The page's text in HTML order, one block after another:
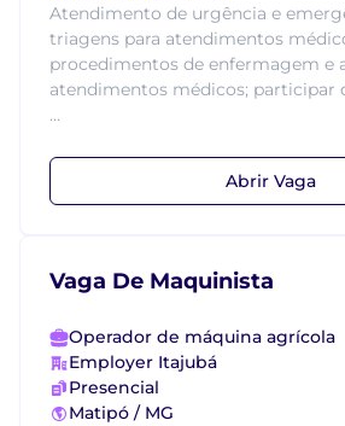
Atendimento de urgência e
triagens para atendimentos
procedimentos de enfermagem e
atendimentos médicos; participar
...
Abrir Vaga
Vaga De Maquinista
Operador de máquina agrícola
Employer Itajubá
Presencial
Matipó / MG